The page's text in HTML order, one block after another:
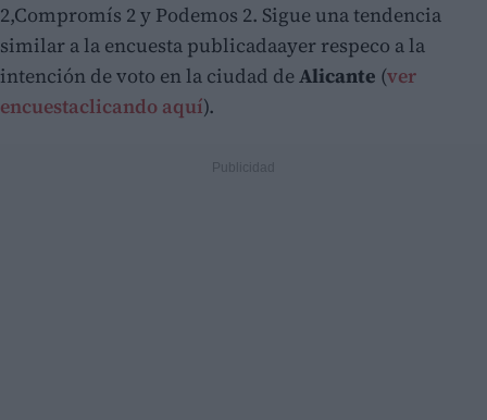
2,Compromís 2 y Podemos 2. Sigue una tendencia
similar a la encuesta publicadaayer respeco a la
intención de voto en la ciudad deAlicante (ver
encuestaclicando aquí).